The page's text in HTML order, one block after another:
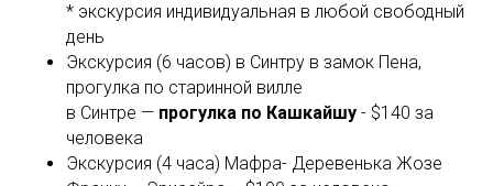
* экскурсия индивидуальная в любой свободный
день
Экскурсия (6 часов) в Синтру в замок Пена,
прогулка по старинной вилле
в Синтре — прогулка по Кашкайшу - $140 за
человека
Экскурсия (4 часа) Мафра- Деревенька Жозе